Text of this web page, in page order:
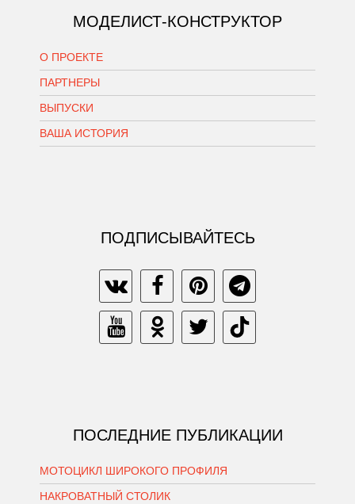
МОДЕЛИСТ-КОНСТРУКТОР
О ПРОЕКТЕ
ПАРТНЕРЫ
ВЫПУСКИ
ВАША ИСТОРИЯ
ПОДПИСЫВАЙТЕСЬ
ПОСЛЕДНИЕ ПУБЛИКАЦИИ
МОТОЦИКЛ ШИРОКОГО ПРОФИЛЯ
НАКРОВАТНЫЙ СТОЛИК